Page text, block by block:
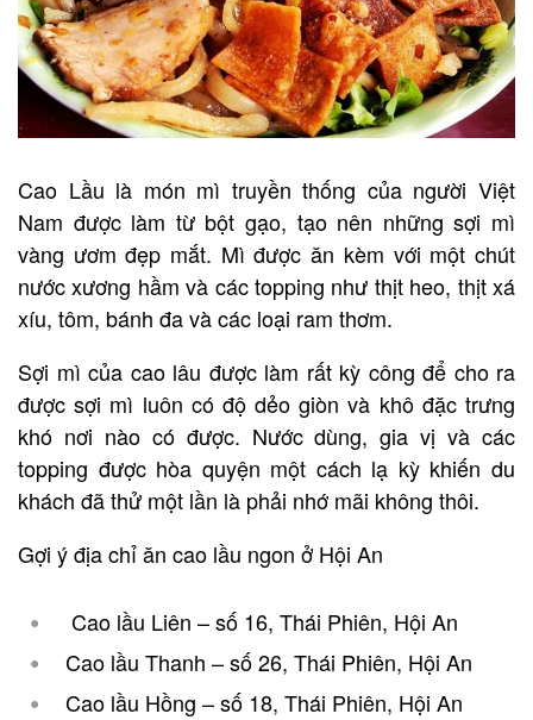
Cao Lầu là món mì truyền thống của người Việt
Nam được làm từ bột gạo, tạo nên những sợi mì
vàng ươm đẹp mắt. Mì được ăn kèm với một chút
nước xương hầm và các topping như thịt heo, thịt xá
xíu, tôm, bánh đa và các loại ram thơm.
Sợi mì của cao lâu được làm rất kỳ công để cho ra
được sợi mì luôn có độ dẻo giòn và khô đặc trưng
khó nơi nào có được. Nước dùng, gia vị và các
topping được hòa quyện một cách lạ kỳ khiến du
khách đã thử một lần là phải nhớ mãi không thôi.
Gợi ý địa chỉ ăn cao lầu ngon ở Hội An
Cao lầu Liên – số 16, Thái Phiên, Hội An
Cao lầu Thanh – số 26, Thái Phiên, Hội An
Cao lầu Hồng – số 18, Thái Phiên, Hội An